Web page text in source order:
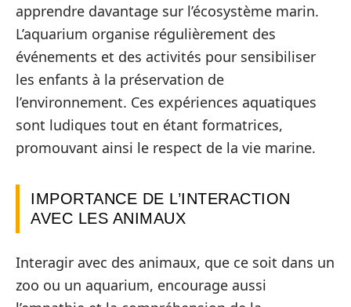
apprendre davantage sur l’écosystème marin.
L’aquarium organise régulièrement des
événements et des activités pour sensibiliser
les enfants à la préservation de
l’environnement. Ces expériences aquatiques
sont ludiques tout en étant formatrices,
promouvant ainsi le respect de la vie marine.
IMPORTANCE DE L’INTERACTION
AVEC LES ANIMAUX
Interagir avec des animaux, que ce soit dans un
zoo ou un aquarium, encourage aussi